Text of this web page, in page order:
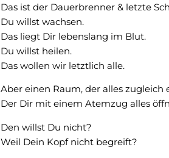
Das ist der Dauerbrenner & letzte
Du willst wachsen.
Das liegt Dir lebenslang im Blut.
Du willst heilen.
Das wollen wir letztlich alle.
Aber einen Raum, der alles zugleich
Der Dir mit einem Atemzug alles
Den willst Du nicht?
Weil Dein Kopf nicht begreift?